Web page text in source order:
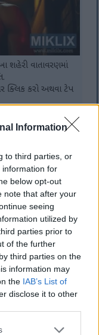
Information
to third parties, or
information for
below opt-out
note that after your
seeing
utilized by
parties prior to
of the further
third parties on the
information may
the IAB’s List of
disclose it to other
or more Google
શહેરી વાતાવરણમાં
ક્લિક કરો અથવા ટેપ
પ્રકારના
ફિટનેસને પ્રોત્સાહન
લોકો માટે એક
કરાયેલા શિખાઉ
એથ્લેટ્સ માટે
ઓફર કરે છે.
આ ગતિશીલ
કરવા માટે ઉપલબ્ધ
સમાયોજિત કરી
રસ ધરાવતા
સુનિશ્ચિત કરે